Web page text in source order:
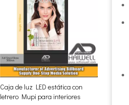
Caja de luz LED estática con
letrero Mupi para interiores